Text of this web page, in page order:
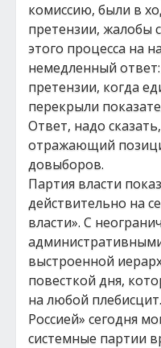
комиссию, были в
претензии, жалобы
этого процесса на
немедленный
претензии, когда
перекрыли
Ответ, надо
отражающий
довыборов.
Партия власти
действительно на
власти». С
выстроенной
повесткой дня,
на любой
Россией» сегодня
системные партии